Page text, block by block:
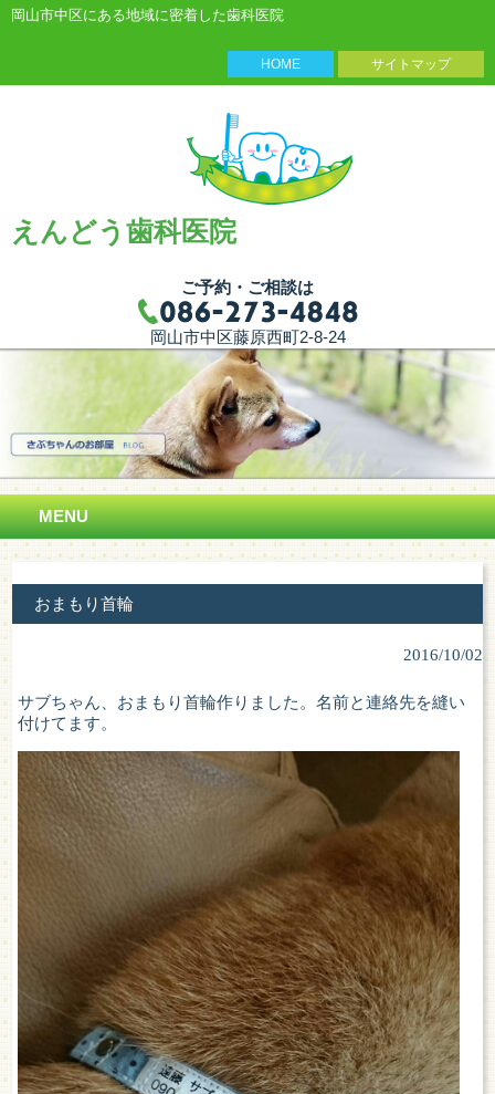
岡山市中区にある地域に密着した歯科医院
HOME サイトマップ
えんどう歯科医院
ご予約・ご相談は
岡山市中区藤原西町2-8-24
MENU
おまもり首輪
2016/10/02
サブちゃん、おまもり首輪作りました。名前と連絡先を縫い
付けてます。